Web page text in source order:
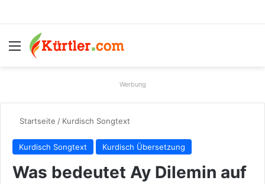
Menü
Werbung
Startseite / Kurdisch Songtext
Kurdisch Songtext Kurdisch Übersetzung
Was bedeutet Ay Dilemin auf